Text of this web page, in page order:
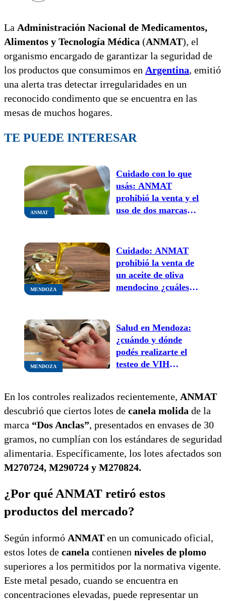
La Administración Nacional de Medicamentos,
Alimentos y Tecnología Médica (ANMAT), el
organismo encargado de garantizar la seguridad de
los productos que consumimos en Argentina, emitió
una alerta tras detectar irregularidades en un
reconocido condimento que se encuentra en las
mesas de muchos hogares.
TE PUEDE INTERESAR
ANMAT
Cuidado con lo que
usás: ANMAT
prohibió la venta y el
uso de dos marcas
MENDOZA
Cuidado: ANMAT
prohibió la venta de
un aceite de oliva
mendocino ¿cuáles
MENDOZA
Salud en Mendoza:
¿cuándo y dónde
podés realizarte el
testeo de VIH
En los controles realizados recientemente, ANMAT
descubrió que ciertos lotes de canela molida de la
marca “Dos Anclas”, presentados en envases de 30
gramos, no cumplían con los estándares de seguridad
alimentaria. Específicamente, los lotes afectados son
M270724, M290724 y M270824.
¿Por qué ANMAT retiró estos
productos del mercado?
Según informó ANMAT en un comunicado oficial,
estos lotes de canela contienen niveles de plomo
superiores a los permitidos por la normativa vigente.
Este metal pesado, cuando se encuentra en
concentraciones elevadas, puede representar un